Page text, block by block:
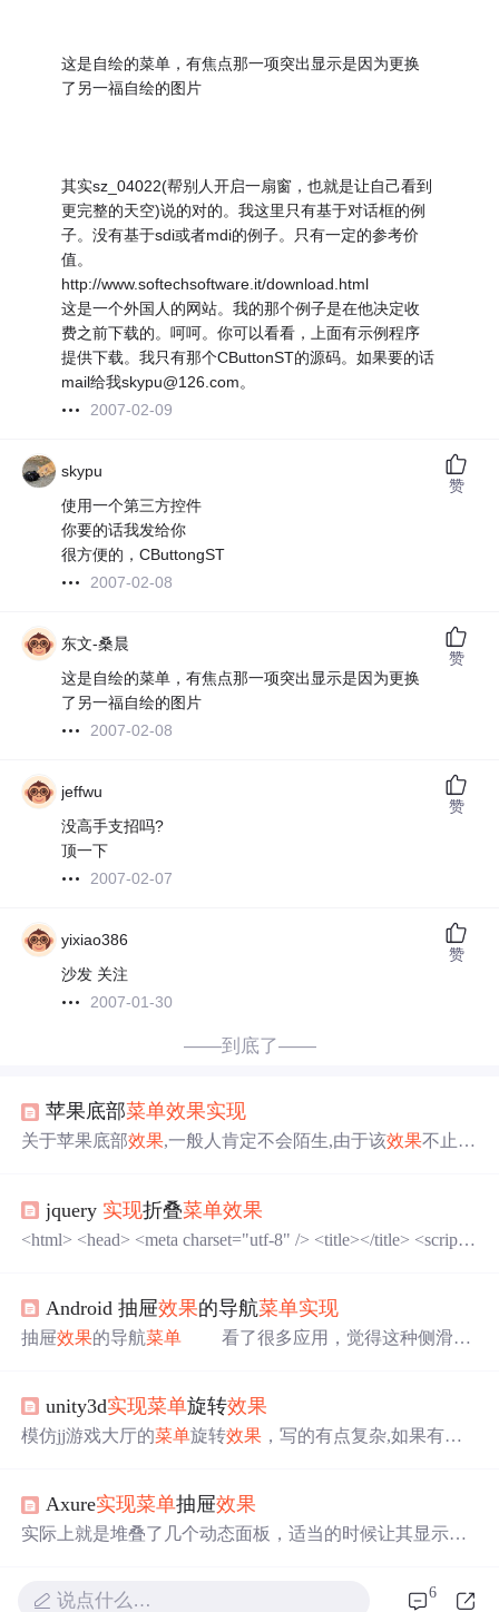
这是自绘的菜单，有焦点那一项突出显示是因为更换
了另一福自绘的图片
其实sz_04022(帮别人开启一扇窗，也就是让自己看到
更完整的天空)说的对的。我这里只有基于对话框的例
子。没有基于sdi或者mdi的例子。只有一定的参考价
值。
http://www.softechsoftware.it/download.html
这是一个外国人的网站。我的那个例子是在他决定收
费之前下载的。呵呵。你可以看看，上面有示例程序
提供下载。我只有那个CButtonST的源码。如果要的话
mail给我skypu@126.com。
2007-02-09
skypu
使用一个第三方控件
你要的话我发给你
很方便的，CButtongST
2007-02-08
赞
东文-桑晨
这是自绘的菜单，有焦点那一项突出显示是因为更换
了另一福自绘的图片
2007-02-08
赞
jeffwu
没高手支招吗?
顶一下
2007-02-07
赞
yixiao386
沙发 关注
2007-01-30
赞
——到底了——
苹果底部菜单效果实现
关于苹果底部效果,一般人肯定不会陌生,由于该效果不止在
现放大的效果 .图片展示: 说下原理: 1.确认事件源:对应的
单按钮,为img实现2.确认事件属性:onmousemove,这里会出
jquery 实现折叠菜单效果
<html> <head> <meta charset="utf-8" /> <title></title> <script s
Android 抽屉效果的导航菜单实现
抽屉效果的导航菜单 看了很多应用，觉得这种侧滑的
单 就滑出来，而且感觉能放很多东西。 关于
搜索了一下，有如下两种： 1.用SlidingDrawer： h
unity3d实现菜单旋转效果
模仿jj游戏大厅的菜单旋转效果 ，写的有点复杂,如果有什
g System.Collections; public class SpinTest : MonoBehaviour {
private Vector3 currentMousePos;
Axure实现菜单抽屉效果
实际上就是堆叠了几个动态面板，适当的时候让其显示或
说点什么… 6